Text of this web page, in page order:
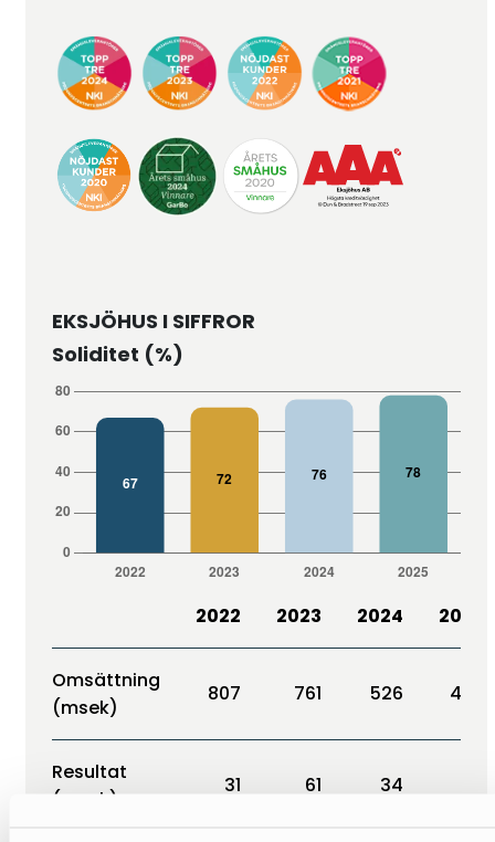
EKSJÖHUS I SIFFROR
Soliditet (%)
2022 2023 2024 2025
Omsättning
(msek)
807 761 526 485
Resultat
(msek)
31 61 34